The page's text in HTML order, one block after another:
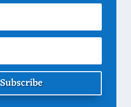
Subscribe